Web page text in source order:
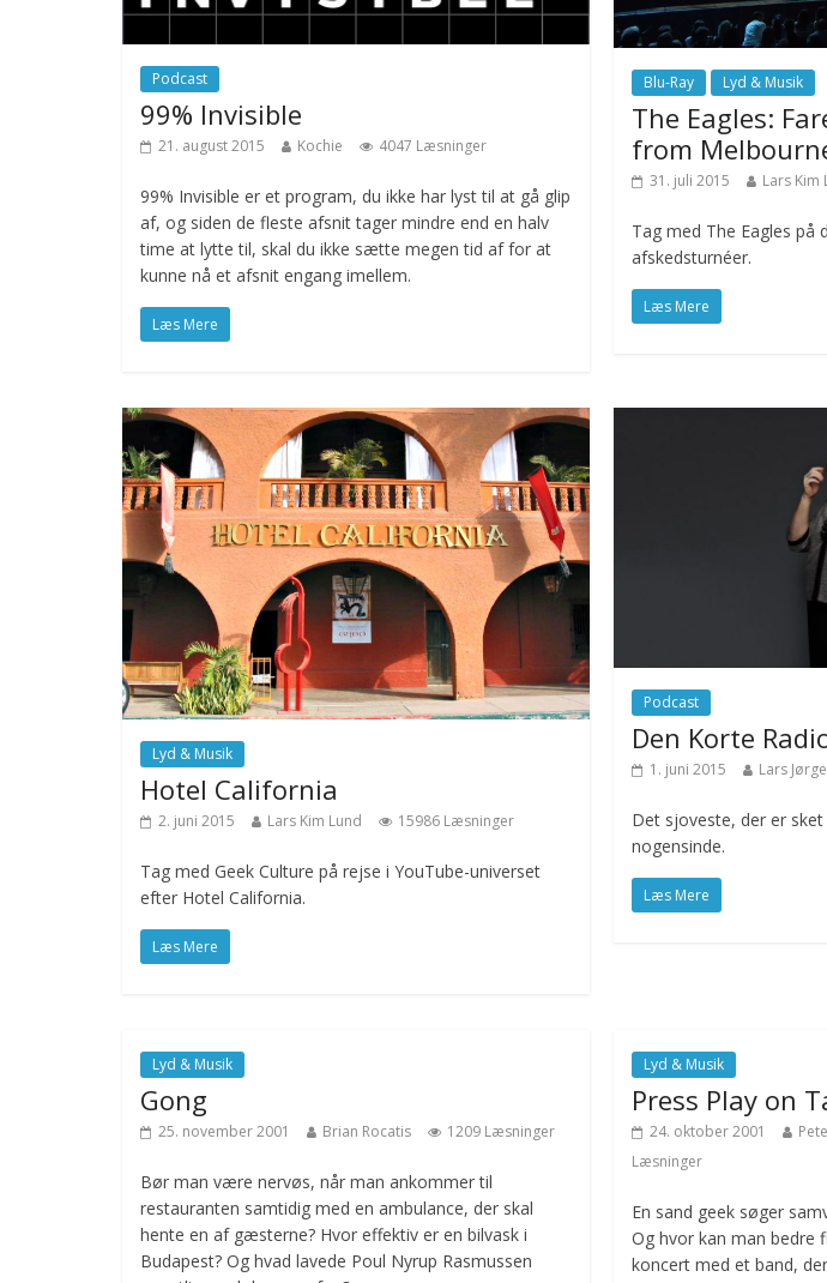
Podcast
99% Invisible
21. august 2015 Kochie 4047 Læsninger
99% Invisible er et program, du ikke har lyst til at gå glip
af, og siden de fleste afsnit tager mindre end en halv
time at lytte til, skal du ikke sætte megen tid af for at
kunne nå et afsnit engang imellem.
Læs Mere
Blu-Ray Lyd & Musik
The Eagles:
from
31. juli 2015 Lars Kim
Tag med The Eagles på
afskedsturnéer.
Læs Mere
Lyd & Musik
Hotel California
2. juni 2015 Lars Kim Lund 15986 Læsninger
Tag med Geek Culture på rejse i YouTube-universet
efter Hotel California.
Læs Mere
Podcast
Den Korte
1. juni 2015 Lars
Det sjoveste, der er
nogensinde.
Læs Mere
Lyd & Musik
Gong
25. november 2001 Brian Rocatis 1209 Læsninger
Bør man være nervøs, når man ankommer til
restauranten samtidig med en ambulance, der skal
hente en af gæsterne? Hvor effektiv er en bilvask i
Budapest? Og hvad lavede Poul Nyrup Rasmussen
Lyd & Musik
Press Play on
24. oktober 2001
Læsninger
En sand geek søger
Og hvor kan man bedre
koncert med et band,